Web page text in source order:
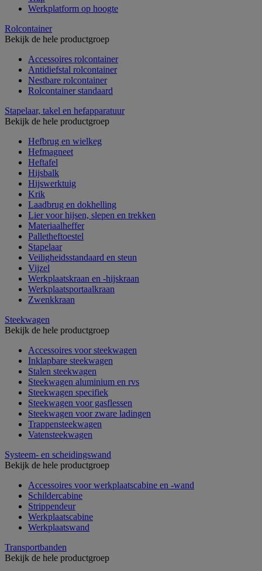
Werkplatform op hoogte
Rolcontainer
Bekijk de hele productgroep
Accessoires rolcontainer
Antidiefstal rolcontainer
Nestbare rolcontainer
Rolcontainer standaard
Stapelaar, takel en hefapparatuur
Bekijk de hele productgroep
Hefbrug en wielkeg
Hefmagneet
Heftafel
Hijsbalk
Hijswerktuig
Krik
Laadbrug en dokhelling
Lier voor hijsen, slepen en trekken
Materiaalheffer
Palletheftoestel
Stapelaar
Veiligheidsstandaard en steun
Vijzel
Werkplaatskraan en -hijskraan
Werkplaatsportaalkraan
Zwenkkraan
Steekwagen
Bekijk de hele productgroep
Accessoires voor steekwagen
Inklapbare steekwagen
Stalen steekwagen
Steekwagen aluminium en rvs
Steekwagen specifiek
Steekwagen voor gasflessen
Steekwagen voor zware ladingen
Trappensteekwagen
Vatensteekwagen
Systeem- en scheidingswand
Bekijk de hele productgroep
Accessoires voor werkplaatscabine en -wand
Schildercabine
Strippendeur
Werkplaatscabine
Werkplaatswand
Transportbanden
Bekijk de hele productgroep